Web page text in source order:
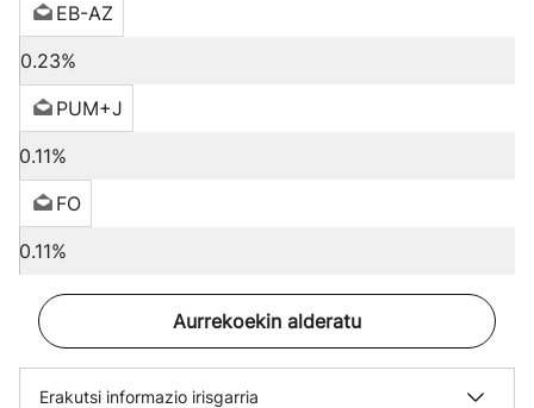
EB-AZ
0.23%
PUM+J
0.11%
FO
0.11%
Aurrekoekin alderatu
Erakutsi informazio irisgarria